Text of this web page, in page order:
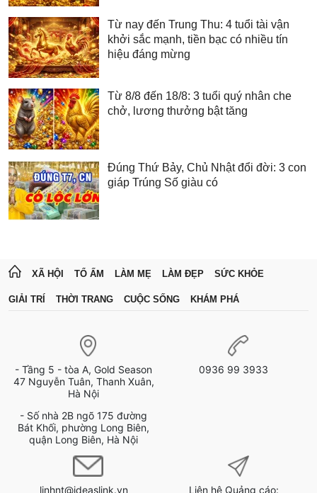
Từ nay đến Trung Thu: 4 tuổi tài vận
khởi sắc mạnh, tiền bạc có nhiều tín
hiệu đáng mừng
Từ 8/8 đến 18/8: 3 tuổi quý nhân che
chở, lương thưởng bật tăng
Đúng Thứ Bảy, Chủ Nhật đổi đời: 3 con
giáp Trúng Số giàu có
XÃ HỘI TỔ ẤM LÀM MẸ LÀM ĐẸP SỨC KHỎE
GIẢI TRÍ THỜI TRANG CUỘC SỐNG KHÁM PHÁ
- Tầng 5 - tòa A, Gold Season
47 Nguyễn Tuân, Thanh Xuân,
Hà Nội
- Số nhà 2B ngõ 175 đường
Bát Khối, phường Long Biên,
quận Long Biên, Hà Nội
0936 99 3933
linhnt@ideaslink.vn Liên hệ Quảng cáo: